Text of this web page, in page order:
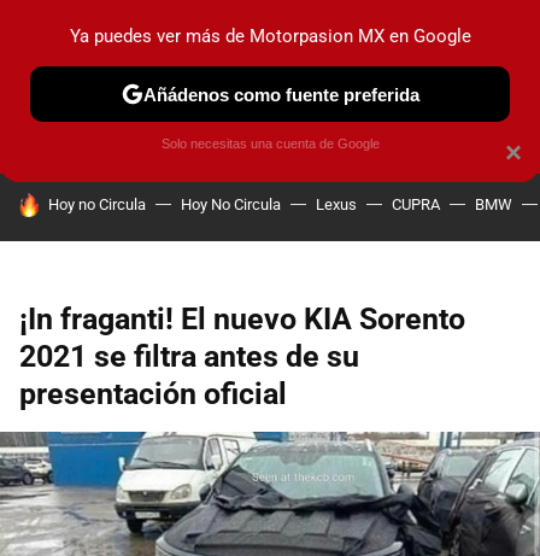
PRUEBAS INDUSTRIA HOY NO CIRCULA
HOY SE HABLA DE
Hoy no Circula Hoy No Circula Lexus CUPRA BMW
¡In fraganti! El nuevo KIA Sorento
2021 se filtra antes de su
presentación oficial
×
Ya puedes ver más de Motorpasion MX en Google
Añádenos como fuente preferida
Solo necesitas una cuenta de Google